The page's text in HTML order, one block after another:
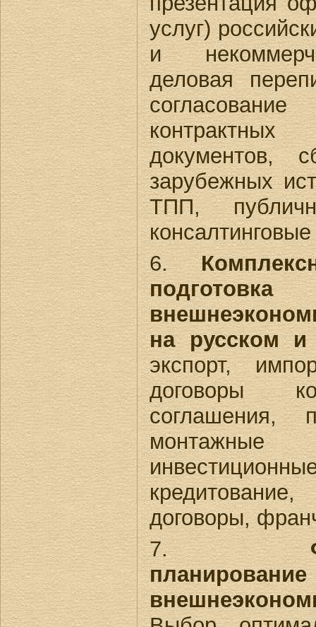
услуг)
и
деловая
документов,
зарубежных
ТПП,
6.
на русском и
экспорт,
договоры
соглашения,
монтажные
договоры,
7.